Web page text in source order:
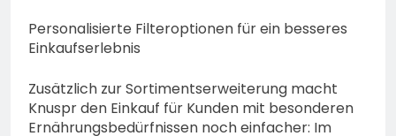
Personalisierte Filteroptionen für ein besseres
Einkaufserlebnis
Zusätzlich zur Sortimentserweiterung macht
Knuspr den Einkauf für Kunden mit besonderen
Ernährungsbedürfnissen noch einfacher: Im